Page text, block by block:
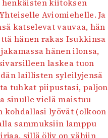
kiitoksen
Aviomiehelle. Ja
katselevat vauvaa, hän
hänen rakas Isukkinsa
hänen ilonsa,
laskea tuon
laillisten syleilyjensä
tuhkat piipustasi, paljon
sinulle vielä maistuu
lyövät (olkoon
sammuksiin lamppu
sillä öljy on vähiin